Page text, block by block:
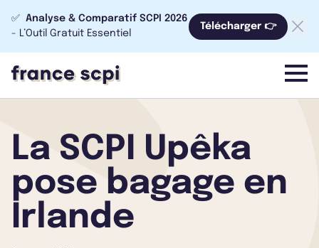
✅ Analyse & Comparatif SCPI 2026
- L’Outil Gratuit Essentiel
Télécharger 👉
menu
La SCPI Upêka
pose bagage en
Irlande